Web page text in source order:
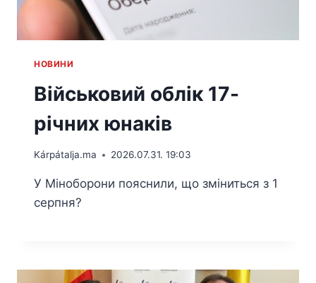
HОВИНИ
Військовий облік 17-
річних юнаків
Kárpátalja.ma 2026.07.31. 19:03
У Міноборони пояснили, що зміниться з 1
серпня?